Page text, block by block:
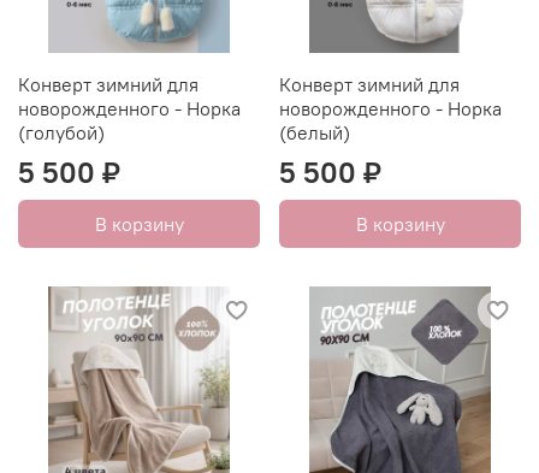
Конверт зимний для
новорожденного - Норка
(голубой)
5 500 ₽
В корзину
Конверт зимний для
новорожденного - Норка
(белый)
5 500 ₽
В корзину